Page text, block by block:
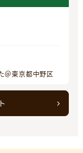
＠東京都中野区